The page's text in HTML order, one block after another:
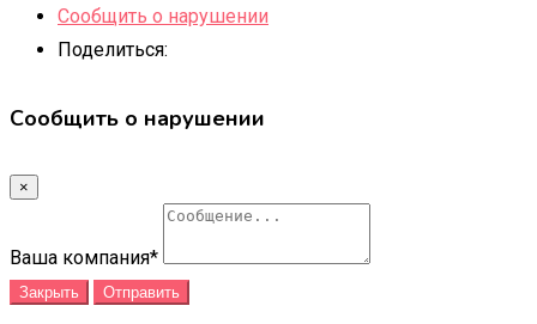
Сообщить о нарушении
Поделиться:
Сообщить о нарушении
×
Ваша компания*
Закрыть Отправить